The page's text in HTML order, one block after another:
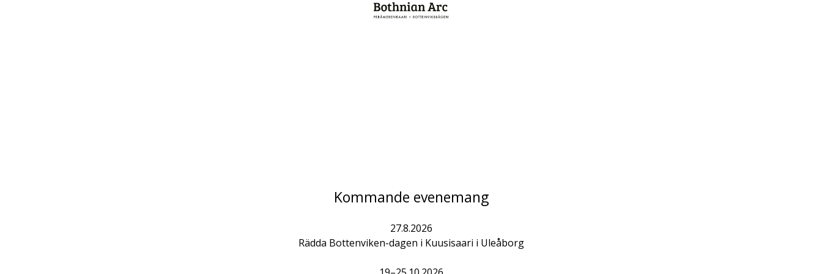
Kommande evenemang
27.8.2026
Rädda Bottenviken-dagen i Kuusisaari i Uleåborg